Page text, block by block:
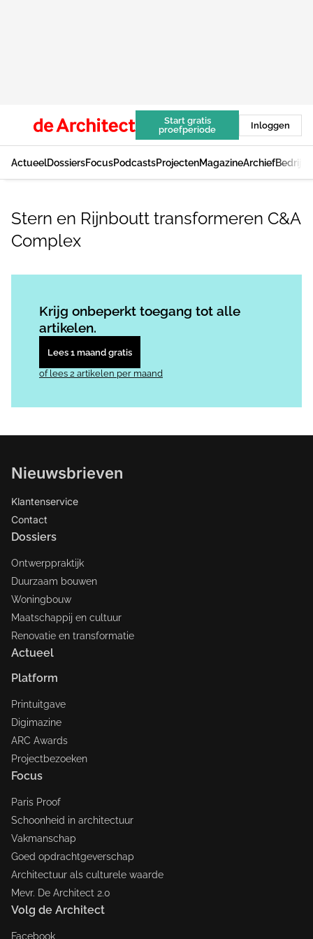
Start gratis
proefperiode
Inloggen
ActueelDossiersFocusPodcastsProjectenMagazineArchief
Stern en Rijnboutt transformeren C&A
Complex
Krijg onbeperkt toegang tot alle
artikelen.
Lees 1 maand gratis
of lees 2 artikelen per maand
Nieuwsbrieven
Klantenservice
Contact
Dossiers
Ontwerppraktijk
Duurzaam bouwen
Woningbouw
Maatschappij en cultuur
Renovatie en transformatie
Actueel
Platform
Printuitgave
Digimazine
ARC Awards
Projectbezoeken
Focus
Paris Proof
Schoonheid in architectuur
Vakmanschap
Goed opdrachtgeverschap
Architectuur als culturele waarde
Mevr. De Architect 2.0
Volg de Architect
Facebook